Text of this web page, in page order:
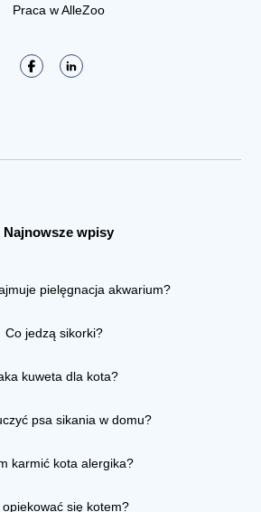
Praca w AlleZoo
Najnowsze wpisy
pielęgnacja akwarium?
Co jedzą sikorki?
kuweta dla kota?
psa sikania w domu?
karmić kota alergika?
opiekować się kotem?